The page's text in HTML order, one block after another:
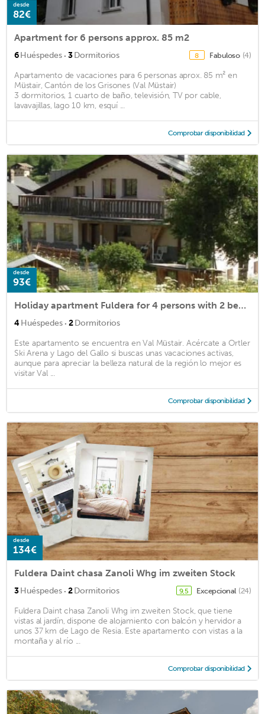
desde
82€
Apartment for 6 persons approx. 85 m2
6Huéspedes · 3Dormitorios 8 Fabuloso (4)
Apartamento de vacaciones para 6 personas aprox. 85 m² en
Müstair, Cantón de los Grisones (Val Müstair)
3 dormitorios, 1 cuarto de baño, televisión, TV por cable,
lavavajillas, lago 10 km, esquí ...
Comprobar disponibilidad
desde
93€
Holiday apartment Fuldera for 4 persons with 2 bedrooms - Holiday apartment in a two family house
4Huéspedes · 2Dormitorios
Este apartamento se encuentra en Val Müstair. Acércate a Ortler
Ski Arena y Lago del Gallo si buscas unas vacaciones activas,
aunque para apreciar la belleza natural de la región lo mejor es
visitar Val ...
Comprobar disponibilidad
desde
134€
Fuldera Daint chasa Zanoli Whg im zweiten Stock
3Huéspedes · 2Dormitorios 9,5 Excepcional (24)
Fuldera Daint chasa Zanoli Whg im zweiten Stock, que tiene
vistas al jardín, dispone de alojamiento con balcón y hervidor a
unos 37 km de Lago de Resia. Este apartamento con vistas a la
montaña y al río ...
Comprobar disponibilidad